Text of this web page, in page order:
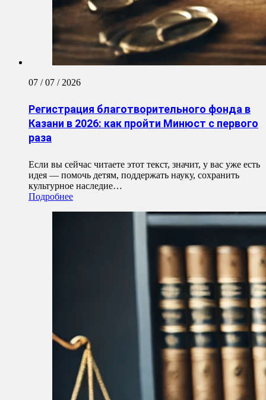
07 / 07 / 2026
Регистрация благотворительного фонда в
Казани в 2026: как пройти Минюст с первого
раза
Если вы сейчас читаете этот текст, значит, у вас уже есть
идея — помочь детям, поддержать науку, сохранить
культурное наследие…
Подробнее